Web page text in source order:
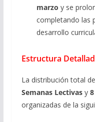
marzo y se
completando las
desarrollo
Estructura
La distribución total
Semanas Lectivasy
organizadas de la